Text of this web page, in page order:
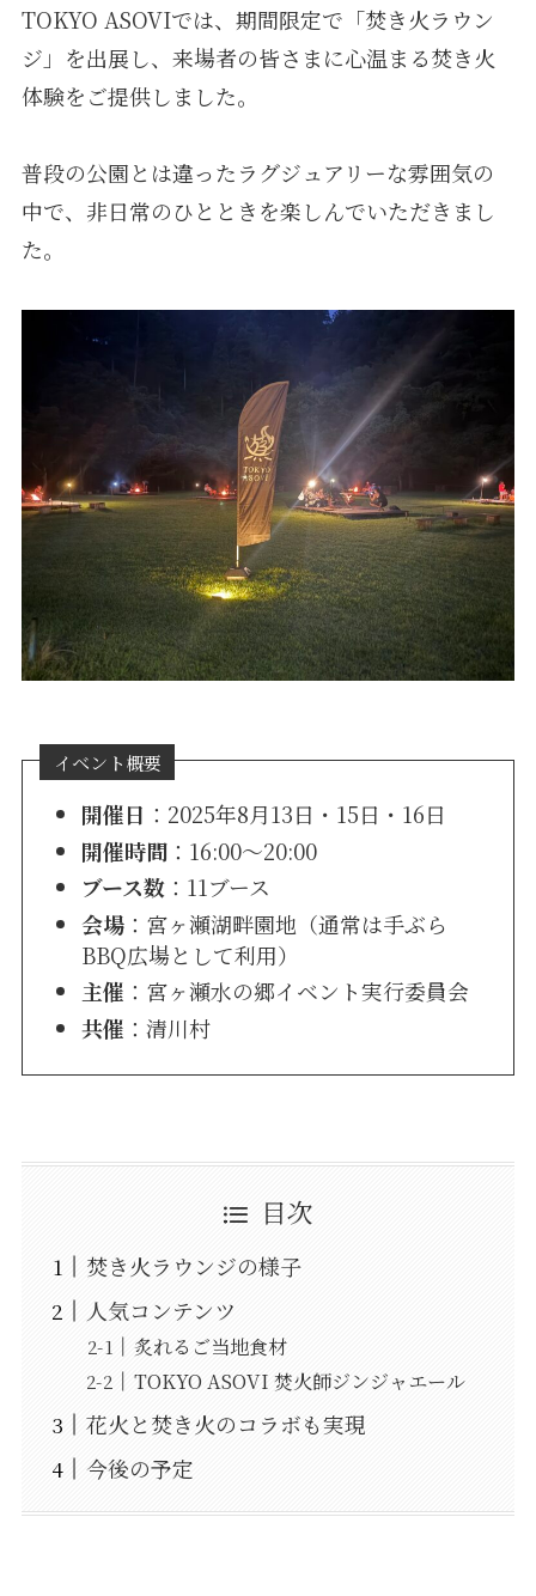
TOKYO ASOVIでは、期間限定で「焚き火ラウン
ジ」を出展し、来場者の皆さまに心温まる焚き火
体験をご提供しました。
普段の公園とは違ったラグジュアリーな雰囲気の
中で、非日常のひとときを楽しんでいただきまし
た。
イベント概要
開催日 ：2025年8月13日・15日・16日
開催時間 ：16:00〜20:00
ブース数 ：11ブース
会場 ：宮ヶ瀬湖畔園地（通常は手ぶら
BBQ広場として利用）
主催 ：宮ヶ瀬水の郷イベント実行委員会
共催 ：清川村
目次
焚き火ラウンジの様子
人気コンテンツ
炙れるご当地食材
TOKYO ASOVI 焚火師ジンジャエール
花火と焚き火のコラボも実現
今後の予定